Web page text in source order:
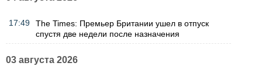
17:49
The Times: Премьер Британии ушел в отпуск
спустя две недели после назначения
03 августа 2026